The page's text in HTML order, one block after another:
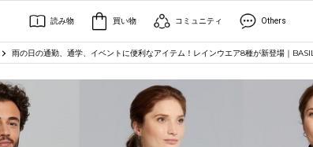
読み物 買い物 コミュニティ Others
雨の日の通勤、通学、イベントに便利なアイテム！レインウエア8種が新登場｜BASIL